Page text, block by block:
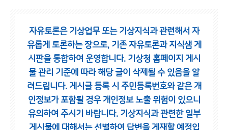
자유토론은 기상업무 또는 기상지식과 관련해서 자
유롭게 토론하는 장으로, 기존 자유토론과 지식샘 게
시판을 통합하여 운영합니다. 기상청 홈페이지 게시
물 관리 기준에 따라 해당 글이 삭제될 수 있음을 알
려드립니다. 게시글 등록 시 주민등록번호와 같은 개
인정보가 포함될 경우 개인정보 노출 위험이 있으니
유의하여 주시기 바랍니다. 기상지식과 관련한 일부
게시물에 대해서는 선별하여 답변을 게재할 예정입